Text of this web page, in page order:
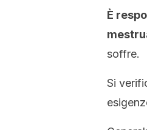
È
soffre.
Si